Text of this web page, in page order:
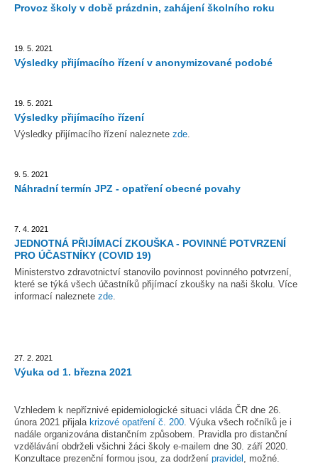
Provoz školy v době prázdnin, zahájení školního roku
19. 5. 2021
Výsledky přijímacího řízení v anonymizované podobé
19. 5. 2021
Výsledky přijímacího řízení
Výsledky přijímacího řízení naleznete zde.
9. 5. 2021
Náhradní termín JPZ - opatření obecné povahy
7. 4. 2021
JEDNOTNÁ PŘIJÍMACÍ ZKOUŠKA - POVINNÉ POTVRZENÍ
PRO ÚČASTNÍKY (COVID 19)
Ministerstvo zdravotnictví stanovilo povinnost povinného potvrzení,
které se týká všech účastníků přijímací zkoušky na naši školu. Více
informací naleznete zde.
27. 2. 2021
Výuka od 1. března 2021
Vzhledem k nepříznivé epidemiologické situaci vláda ČR dne 26.
února 2021 přijala krizové opatření č. 200. Výuka všech ročníků je i
nadále organizována distančním způsobem. Pravidla pro distanční
vzdělávání obdrželi všichni žáci školy e-mailem dne 30. září 2020.
Konzultace prezenční formou jsou, za dodržení pravidel , možné.